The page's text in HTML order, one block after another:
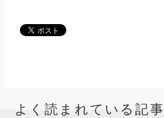
よく読まれている記事